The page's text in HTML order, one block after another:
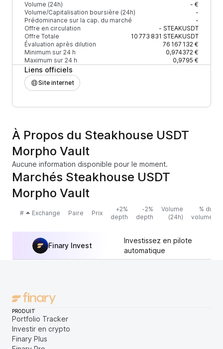
Volume (24h)
- €
Volume/Capitalisation boursière (24h)
-
Prédominance sur la cap. du marché
-
Offre en circulation
- STEAKUSDT
Offre Totale
10 773 831 STEAKUSDT
Évaluation après dilution
76 167 132 €
Minimum sur 24 h
0,974372 €
Maximum sur 24 h
0,9795 €
Liens officiels
Site internet
À Propos du Steakhouse USDT
Morpho Vault
Aucune information disponible pour le moment.
Marchés Steakhouse USDT
Morpho Vault
# Exchange Paire Prix
+2%
depth
-2%
depth
Volume
(24h)
% du
volume
Finary Invest
Investissez en pilote
automatique
PRODUIT
Portfolio Tracker
Investir en crypto
Finary Plus